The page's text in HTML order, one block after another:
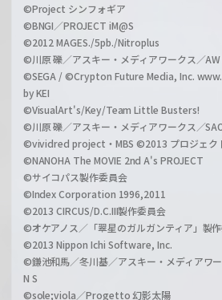
©Project シンフォギア
©BNGI／PROJECT iM@S
©2012 MAGES./5pb./Nitroplus
©川原 礫／アスキー・メディアワークス／
©SEGA / ©Crypton Future Media, Inc.
by KEI
©VisualArt's/Key/Team Little Busters!
©川原 礫／アスキー・メディアワークス／
©vividred project・MBS ©2013 プロジェク
©NANOHA The MOVIE 2nd A's PROJECT
©サイコパス製作委員会
©Index Corporation 1996,2011
©2013 CIRCUS/D.C.III製作委員会
©オケアノス／「翠星のガルガンティア」製
©2013 Nippon Ichi Software, Inc.
©鎌池和馬／冬川基／アスキー・メディアワ
N S
©sole;viola／Progetto 幻影太陽